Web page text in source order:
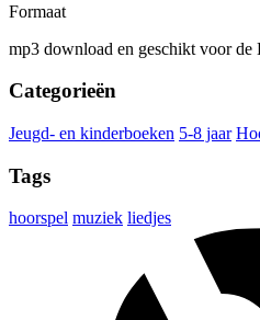
Formaat
mp3 download en geschikt voor de
Categorieën
Jeugd- en kinderboeken 5-8 jaar
Tags
hoorspel muziek liedjes